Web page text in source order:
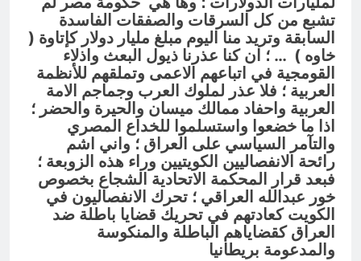
تشبع من كل السرقات والصفقات الفاسدة
السابقة وتريد منا اليوم مبلغ مليار دولار كإتاوة (
خاوه ) … ؛ ان كنا عذرنا ذيول البعث واذلاء
القومجية في اتباعهم الاعمى وتملقهم للأنظمة
العربية ؛ فلا عذر لملوك العرب وجماجم الامة
العربية واحفاد ممالك ميسان والحيرة والحضر ؛
اذا ما خضعوا واستسلموا للخداع المصري
والتآمر السياسي على العراق ؛ واني اشم
رائحة الانفصاليين الكويتيين وراء هذه الزوبعة ؛
فبعد قرار المحكمة الاتحادية الشجاع بخصوص
خور عبدالله العراقي ؛ تحرك الانفصاليون في
الكويت كعادتهم في تحريك قضايا باطلة ضد
العراق كقضاياهم الباطلة والمنكوسة
والمدعومة بريطانيا